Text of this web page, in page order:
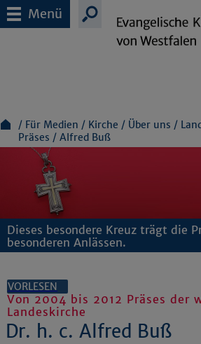
Menü
Für Medien Kirche Über uns
Präses
Alfred Buß
Dieses besondere Kreuz trägt die
besonderen Anlässen.
VORLESEN
Von 2004 bis 2012 Präses der
Landeskirche
Dr. h. c. Alfred Buß